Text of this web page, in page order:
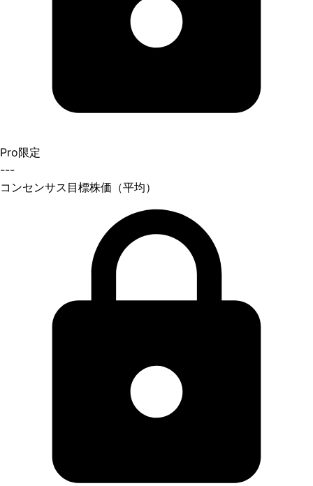
Pro限定
---
コンセンサス目標株価（平均）